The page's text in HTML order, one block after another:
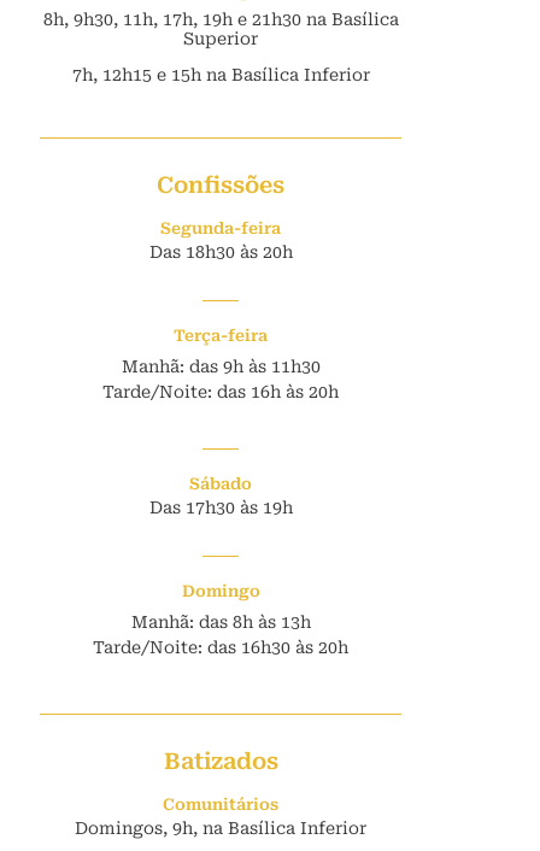
8h, 9h30, 11h, 17h, 19h e 21h30 na Basílica
Superior
7h, 12h15 e 15h na Basílica Inferior
Confissões
Segunda-feira
Das 18h30 às 20h
Terça-feira
Manhã: das 9h às 11h30
Tarde/Noite: das 16h às 20h
Sábado
Das 17h30 às 19h
Domingo
Manhã: das 8h às 13h
Tarde/Noite: das 16h30 às 20h
Batizados
Comunitários
Domingos, 9h, na Basílica Inferior